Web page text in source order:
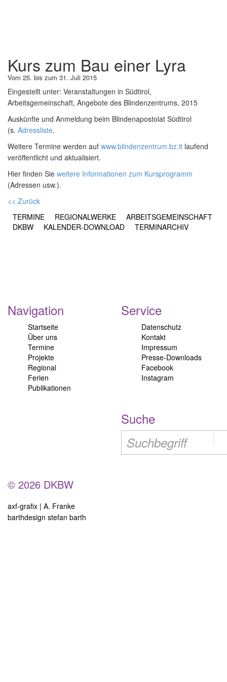
Kurs zum Bau einer Lyra
Vom 25. bis zum 31. Juli 2015
Eingestellt unter: Veranstaltungen in Südtirol,
Arbeitsgemeinschaft, Angebote des Blindenzentrums, 2015
Auskünfte und Anmeldung beim Blindenapostolat Südtirol
(s. Adressliste.
Weitere Termine werden auf www.blindenzentrum.bz.it laufend
veröffentlicht und aktualisiert.
Hier finden Sie weitere Informationen zum Kursprogramm
(Adressen usw.).
<< Zurück
TERMINE
REGIONALWERKE
ARBEITSGEMEINSCHAFT
DKBW
KALENDER-DOWNLOAD TERMINARCHIV
Navigation
Startseite
Über uns
Termine
Projekte
Regional
Ferien
Publikationen
Service
Datenschutz
Kontakt
Impressum
Presse-Downloads
Facebook
Instagram
Suche
© 2026 DKBW
axf-grafix | A. Franke
barthdesign stefan barth